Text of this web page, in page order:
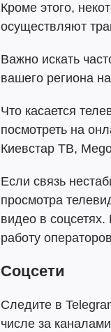
Кроме этого,
осуществляют
Важно искать
вашего региона
Что касается
посмотреть на
Киевстар ТВ,
Если связь
просмотра
видео в соцсетях.
работу
Соцсети
Следите в
числе за